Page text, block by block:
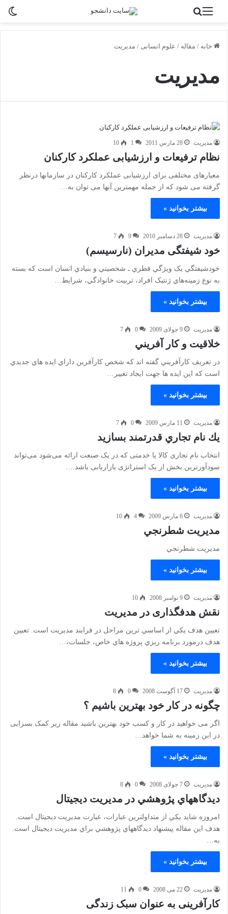
منو
خانه / مقاله / علوم انسانی / مدیریت
مدیریت
مدیریت 28 مارس 2011 1
10
نظام ترفیعات و ارزشیابی عملکرد کارکنان
معیارهای مختلفی برای ارزشیابی عملکرد کارکنان در سازمانها درنظر
گرفته می شود که از جمله مهمترین آنها می توان به…
بیشتر بخوانید »
مدیریت 28 دسامبر 2010 9
7
خود شیفتگی مدیران (نارسیسم)
خودشيفتگي يک ويژگي فطري ـ شخصيتي و بنيادي انسان است که بسته
به نوع زمينه‌هاي ژنتيک افراد، تربيت خانوادگي، شرايط…
بیشتر بخوانید »
مدیریت 9 جولای 2009 0
7
خلاقيت و كار آفريني
در تعريف كارآفريني گفته اند كه شخص كارآفرين داراي ايده هاي جديدي
است كه اين ايده ها جهت ايجاد تغيير…
بیشتر بخوانید »
مدیریت 11 مارس 2009 0
7
يك نام تجاري قدرتمند بسازيد
انتخاب نام تجار‌ی کالا یا خدمتی که در یک صنعت ارائه می‌شود می‌تواند
سودآورترین بخش از یک استراتژی بازاریابی باشد.…
بیشتر بخوانید »
مدیریت 6 مارس 2009 4
10
مديريت شطرنجي
مديريت شطرنجي
بیشتر بخوانید »
مدیریت 9 نوامبر 2008 10
نقش هدفگذاری در مدیریت
تعيين هدف يكي از اساسي ترين مراحل در فرايند مديريت است. تعيين
هدف درمورد برنامه ريزي پروژه هاي خاص، جلسات،…
بیشتر بخوانید »
مدیریت 17 آگوست 2008 0
8
چگونه در کار خود بهترین باشیم ؟
اگر می خواهید در کار و کسب خود بهترین باشید مقاله زیر کمک بسزایی
در این زمینه به شما خواهد…
بیشتر بخوانید »
مدیریت 7 جولای 2008 0
8
ديدگاههاي پژوهشي در مديريت ديجيتال
امروزه شايد يكي از متداولترين عبارات، عبارت مديريت ديجيتال است.
هدف اين مقاله پيشنهاد ديدگاههاي پژوهشي براي مديريت ديجيتال است.
به…
بیشتر بخوانید »
مدیریت 22 می 2008 0
11
کارآفرینی به عنوان سبک زندگی